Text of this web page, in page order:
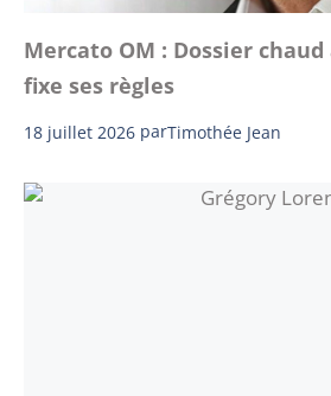
Mercato OM : Dossier chaud
fixe ses règles
18 juillet 2026 parTimothée Jean